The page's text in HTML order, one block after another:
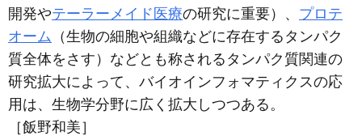
開発やテーラーメイド医療の研究に重要）、 プロテ
オーム （生物の細胞や組織などに存在するタンパク
質全体をさす）などとも称されるタンパク質関連の
研究拡大によって、バイオインフォマティクスの応
用は、生物学分野に広く拡大しつつある。
［飯野和美］